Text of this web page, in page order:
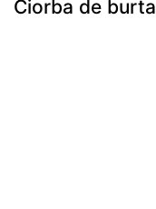
Ciorba de burta